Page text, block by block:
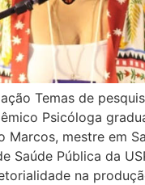
Temas de
​Psicóloga
Marcos, mestre em
Saúde Pública da
na